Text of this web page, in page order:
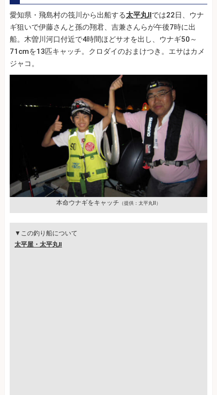
愛知県・飛島村の筏川から出船する太平丸Ⅱでは22日、ウナ
ギ狙いで伊藤さんと孫の翔君、吉兼さんらが午後7時に出
船。木曽川河口付近で4時間ほどサオを出し、ウナギ50～
71cmを13匹キャッチ。クロダイのおまけつき。エサはカメ
ジャコ。
本命ウナギをキャッチ （提供：太平丸Ⅱ）
▼この釣り船について
太平屋・太平丸Ⅱ